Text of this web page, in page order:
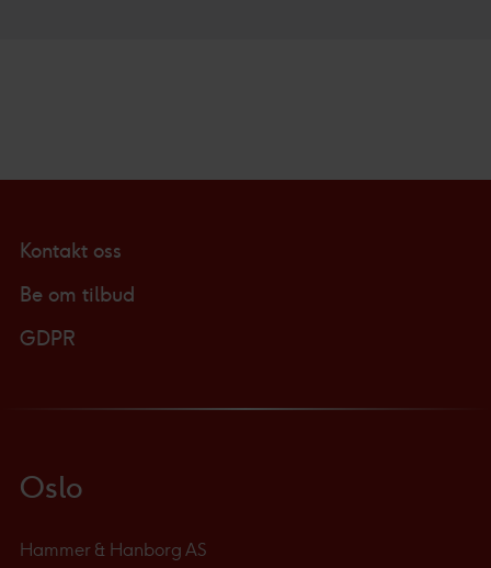
Kontakt oss
Be om tilbud
GDPR
Oslo
Hammer & Hanborg AS